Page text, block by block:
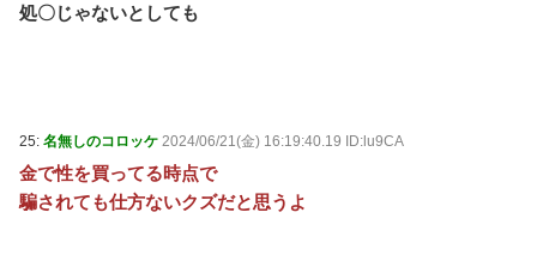
処〇じゃないとしても
25: 名無しのコロッケ 2024/06/21(金) 16:19:40.19 ID:lu9CA
金で性を買ってる時点で
騙されても仕方ないクズだと思うよ